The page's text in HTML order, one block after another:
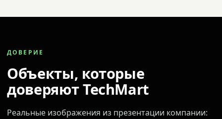
ДОВЕРИЕ
Объекты, которые
доверяют TechMart
Реальные изображения из презентации компании: